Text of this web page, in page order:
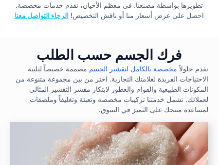
تطويرها بواسطة مصنعنا. في معظم الأحيان، نقدم خدمات مخصصة.
احصل على عرض أسعار منا أو ناقش التخصيص! الرجاء التواصل معنا
فرك الجسم حسب الطلب
نقدم حلولاًمخصصة بالكامل لتقشير الجسممصممة خصيصاً لتلبية
الاحتياجات الفريدة لعلامتك التجارية. اختر من بين مجموعة متنوعة من
المكونات الطبيعية والقوام والعطور لابتكار مقشر التقشير المثالي
لعملائك. تشمل خدمتنا تركيبات مخصصة وتعبئة وتغليفاً وملصقات
لمساعدة منتجك على التميز في السوق.